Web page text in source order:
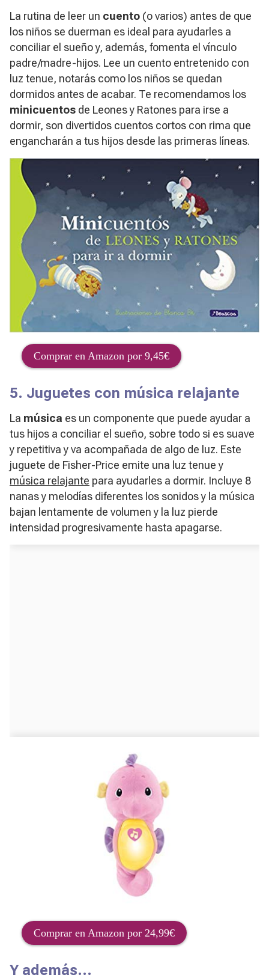
La rutina de leer un cuento (o varios) antes de que
los niños se duerman es ideal para ayudarles a
conciliar el sueño y, además, fomenta el vínculo
padre/madre-hijos. Lee un cuento entretenido con
luz tenue, notarás como los niños se quedan
dormidos antes de acabar. Te recomendamos los
minicuentos de Leones y Ratones para irse a
dormir, son divertidos cuentos cortos con rima que
engancharán a tus hijos desde las primeras líneas.
Comprar en Amazon por 9,45€
5. Juguetes con música relajante
La música es un componente que puede ayudar a
tus hijos a conciliar el sueño, sobre todo si es suave
y repetitiva y va acompañada de algo de luz. Este
juguete de Fisher-Price emite una luz tenue y
música relajante para ayudarles a dormir. Incluye 8
nanas y melodías diferentes los sonidos y la música
bajan lentamente de volumen y la luz pierde
intensidad progresivamente hasta apagarse.
Comprar en Amazon por 24,99€
Y además…